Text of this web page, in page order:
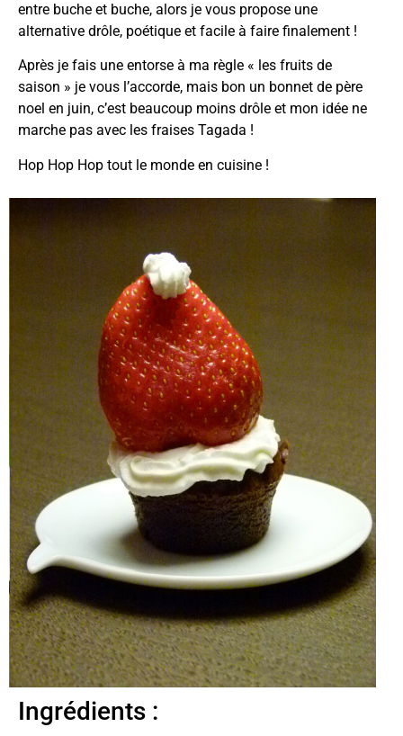
entre buche et buche, alors je vous propose une
alternative drôle, poétique et facile à faire finalement !
Après je fais une entorse à ma règle « les fruits de
saison » je vous l’accorde, mais bon un bonnet de père
noel en juin, c’est beaucoup moins drôle et mon idée ne
marche pas avec les fraises Tagada !
Hop Hop Hop tout le monde en cuisine !
Ingrédients :